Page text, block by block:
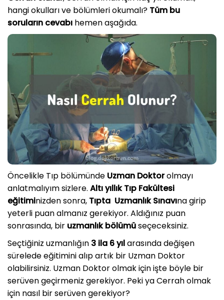
hangi okulları ve bölümleri okumalı? Tüm bu
soruların cevabı hemen aşağıda.
Öncelikle Tıp bölümünde Uzman Doktorolmayı
anlatmalıyım sizlere. Altı yıllık Tıp Fakültesi
eğitiminizden sonra, Tıpta Uzmanlık Sınavına girip
yeterli puan almanız gerekiyor. Aldığınız puan
sonrasında, bir uzmanlık bölümüseçeceksiniz.
Seçtiğiniz uzmanlığın 3 ila 6 yılarasında değişen
sürelede eğitimini alıp artık bir Uzman Doktor
olabilirsiniz. Uzman Doktor olmak için işte böyle bir
serüven geçirmeniz gerekiyor. Peki ya Cerrah olmak
için nasıl bir serüven gerekiyor?